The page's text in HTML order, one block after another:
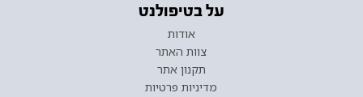
על בטיפולנט
אודות
צוות האתר
תקנון אתר
מדיניות פרטיות